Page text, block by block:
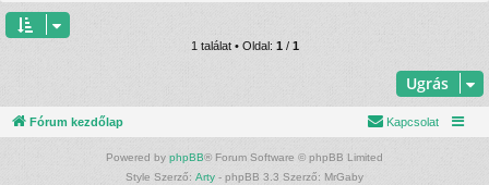
1 találat • Oldal: 1/ 1
Ugrás
Fórum kezdőlap Kapcsolat
Powered by phpBB® Forum Software © phpBB Limited
Style Szerző: Arty - phpBB 3.3 Szerző: MrGaby